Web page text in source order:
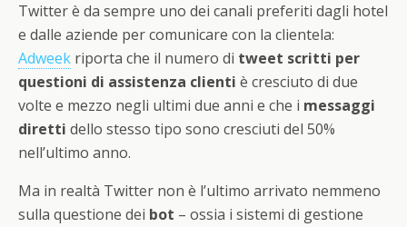
Twitter è da sempre uno dei canali preferiti dagli hotel
e dalle aziende per comunicare con la clientela:
Adweek riporta che il numero di tweet scritti per
questioni di assistenza clienti è cresciuto di due
volte e mezzo negli ultimi due anni e che i messaggi
diretti dello stesso tipo sono cresciuti del 50%
nell’ultimo anno.
Ma in realtà Twitter non è l’ultimo arrivato nemmeno
sulla questione dei bot – ossia i sistemi di gestione